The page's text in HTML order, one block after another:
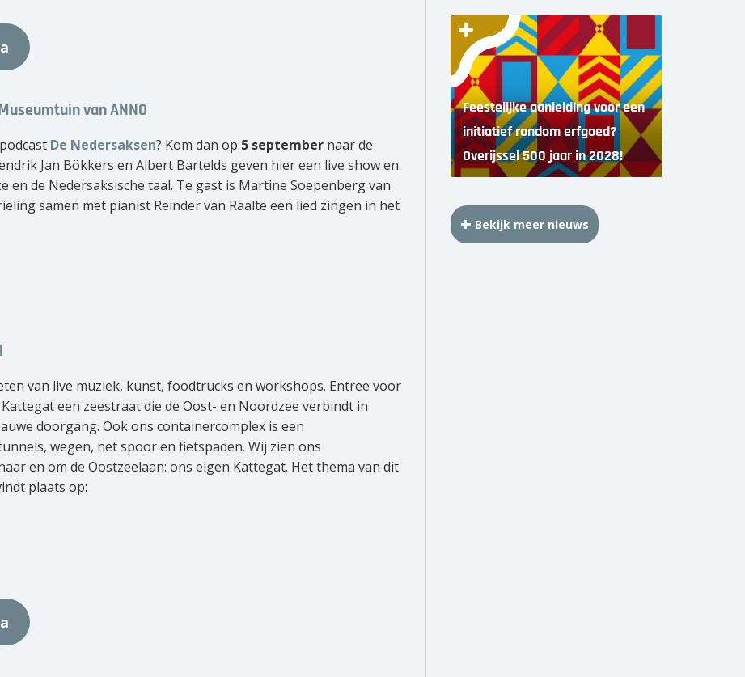
van ANNO
De Nedersaksen? Kom dan op 5 september naar de
Jan Bökkers en Albert Bartelds geven hier een live show en
en de Nedersaksische taal. Te gast is Martine Soepenberg van
samen met pianist Reinder van Raalte een lied zingen in het
van live muziek, kunst, foodtrucks en workshops. Entree voor
een zeestraat die de Oost- en Noordzee verbindt in
doorgang. Ook ons containercomplex is een
wegen, het spoor en fietspaden. Wij zien ons
en om de Oostzeelaan: ons eigen Kattegat. Het thema van dit
plaats op:
Feestelijke aanleiding voor een
initiatief rondom erfgoed?
Overijssel 500 jaar in 2028!
Bekijk meer nieuws